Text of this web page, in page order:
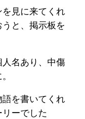
見に来てくれ
と、掲示板を
名あり、中傷
を書いてくれ
ーでした